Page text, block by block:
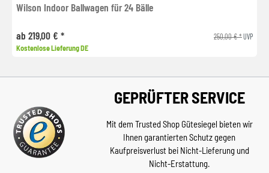
Wilson Indoor Ballwagen für 24 Bälle
ab 219,00 € * 250,00 € *UVP
Kostenlose Lieferung DE
GEPRÜFTER SERVICE
Mit dem Trusted Shop Gütesiegel bieten wir
Ihnen garantierten Schutz gegen
Kaufpreisverlust bei Nicht-Lieferung und
Nicht-Erstattung.